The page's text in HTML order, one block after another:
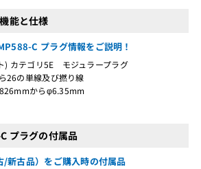
能と仕様
C プラグ情報をご説明！
) カテゴリ5E モジュラープラグ
26の単線及び撚り線
からφ6.35mm
プラグの付属品
新古品）をご購入時の付属品